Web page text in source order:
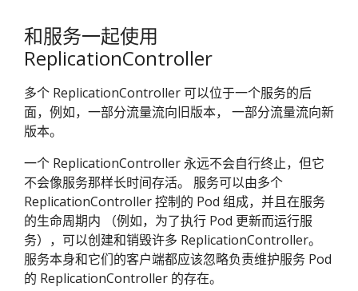
和服务一起使用
ReplicationController
多个 ReplicationController 可以位于一个服务的后
面，例如，一部分流量流向旧版本， 一部分流量流向新
版本。
一个 ReplicationController 永远不会自行终止，但它
不会像服务那样长时间存活。 服务可以由多个
ReplicationController 控制的 Pod 组成，并且在服务
的生命周期内 （例如，为了执行 Pod 更新而运行服
务），可以创建和销毁许多 ReplicationController。
服务本身和它们的客户端都应该忽略负责维护服务 Pod
的 ReplicationController 的存在。